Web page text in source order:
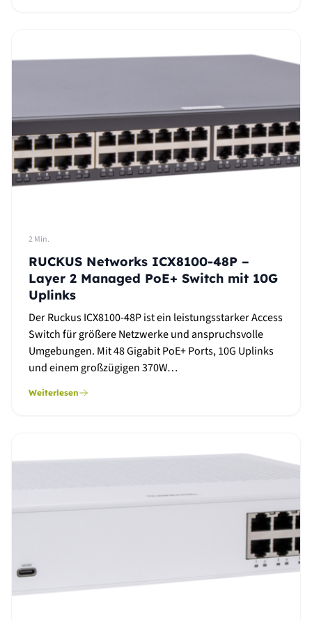
2 Min.
RUCKUS Networks ICX8100-48P –
Layer 2 Managed PoE+ Switch mit 10G
Uplinks
Der Ruckus ICX8100-48P ist ein leistungsstarker Access
Switch für größere Netzwerke und anspruchsvolle
Umgebungen. Mit 48 Gigabit PoE+ Ports, 10G Uplinks
und einem großzügigen 370W…
Weiterlesen